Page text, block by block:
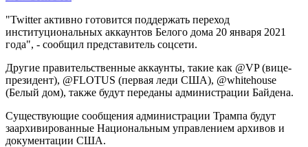
"Twitter активно готовится поддержать переход
институциональных аккаунтов Белого дома 20 января 2021
года", - сообщил представитель соцсети.
Другие правительственные аккаунты, такие как @VP (вице-
президент), @FLOTUS (первая леди США), @whitehouse
(Белый дом), также будут переданы администрации Байдена.
Существующие сообщения администрации Трампа будут
заархивированные Национальным управлением архивов и
документации США.